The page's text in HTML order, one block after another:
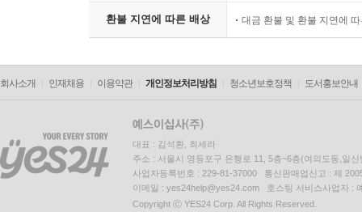
환불 지연에 따른 배상 대금 환불 및 환불 지연에
회사소개 인재채용 이용약관 개인정보처리방침 청소년보호정책 도서홍보안내
대표 : 김석환, 최세라
주소 : 서울시 영등포구 은행로 11, 5층~6층(여의도동,일신
사업자등록번호 : 229-81-37000 통신판매업신고 : 제
이메일 : yes24help@yes24.com 호스팅 서비스사업자 :
Copyright ⓒ YES24 Corp. All Rights Reserved.